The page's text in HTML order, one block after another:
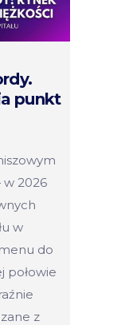
punkt
2026
w
do
połowie
z